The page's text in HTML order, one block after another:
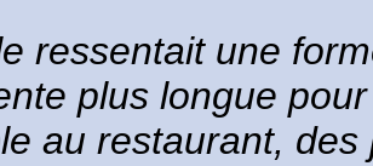
ressentait une
plus longue
au restaurant,